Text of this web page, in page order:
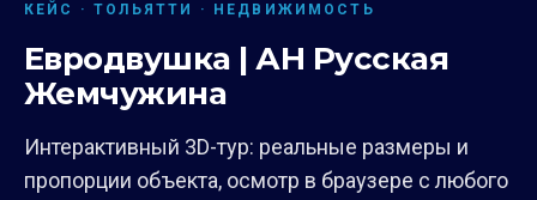
КЕЙС · ТОЛЬЯТТИ · НЕДВИЖИМОСТЬ
Евродвушка | АН Русская
Жемчужина
Интерактивный 3D-тур: реальные размеры и
пропорции объекта, осмотр в браузере с любого